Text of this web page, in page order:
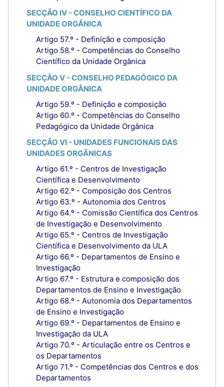
SECÇÃO IV - CONSELHO CIENTÍFICO DA
UNIDADE ORGÂNICA
Artigo 57.º - Definição e composição
Artigo 58.º - Competências do Conselho
Científico da Unidade Orgânica
SECÇÃO V - CONSELHO PEDAGÓGICO DA
UNIDADE ORGÂNICA
Artigo 59.º - Definição e composição
Artigo 60.º - Competências do Conselho
Pedagógico da Unidade Orgânica
SECÇÃO VI - UNIDADES FUNCIONAIS DAS
UNIDADES ORGÂNICAS
Artigo 61.º - Centros de Investigação
Científica e Desenvolvimento
Artigo 62.º - Composição dos Centros
Artigo 63.º - Autonomia dos Centros
Artigo 64.º - Comissão Científica dos Centros
de Investigação e Desenvolvimento
Artigo 65.º - Centros de Investigação
Científica e Desenvolvimento da ULA
Artigo 66.º - Departamentos de Ensino e
Investigação
Artigo 67.º - Estrutura e composição dos
Departamentos de Ensino e Investigação
Artigo 68.º - Autonomia dos Departamentos
de Ensino e Investigação
Artigo 69.º - Departamentos de Ensino e
Investigação da ULA
Artigo 70.º - Articulação entre os Centros e
os Departamentos
Artigo 71.º - Competências dos Centros e dos
Departamentos